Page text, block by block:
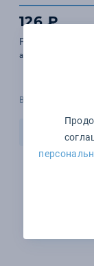
126 ₽
арт. MO8219-06
В наличии 9183 шт.
В корзину